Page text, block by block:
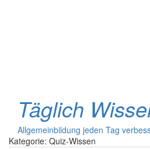
Täglich
Allgemeinbildung jeden Tag
Kategorie: Quiz-Wissen